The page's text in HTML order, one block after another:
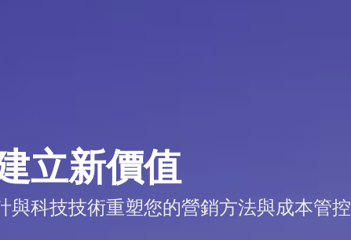
立新價值
與科技技術重塑您的營銷方法與成本管控